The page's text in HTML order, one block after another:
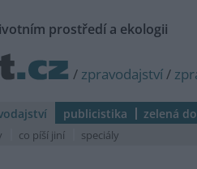
prostředí a ekologii
/ zpravodajství/
publicistika zelená
co píší jiní speciály